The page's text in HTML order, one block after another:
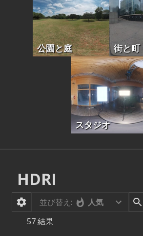
公園と庭 街と町
スタジオ
HDRI
並び替え:
人気
57 結果